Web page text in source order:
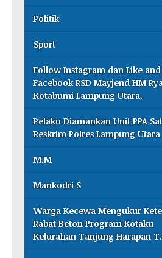
Politik
Sport
Follow Instagram dan Like
Facebook RSD Mayjend HM
Kotabumi Lampung Utara.
Pelaku Diamankan Unit PPA Sat
Reskrim Polres Lampung Utara
M.M
Mankodri S
Warga Kecewa Mengukur
Rabat Beton Program Kotaku
Kelurahan Tanjung Harapan